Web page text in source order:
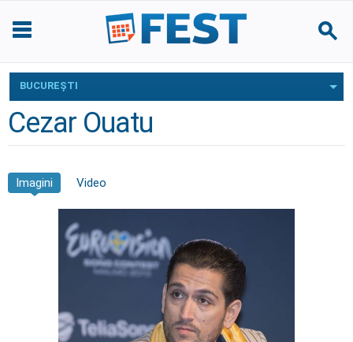
BUCUREŞTI
Cezar Ouatu
Imagini Video